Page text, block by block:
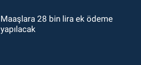
Maaşlara 28 bin lira ek ödeme
yapılacak